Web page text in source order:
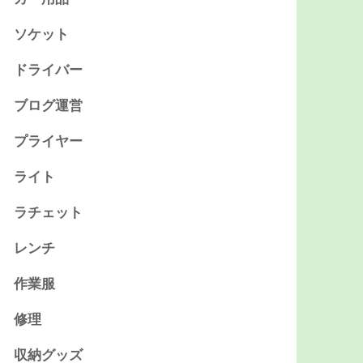
ソケット
ドライバー
ブログ運営
プライヤー
ライト
ラチェット
レンチ
作業服
修理
収納グッズ